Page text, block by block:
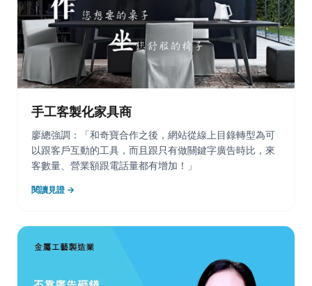
手工客製化家具商
廖總強調：「和奇寶合作之後，網站從線上目錄轉型為可
以跟客戶互動的工具，而且跟只有做關鍵字廣告時比，來
客數量、營業額跟電話量都有增加！」
閱讀見證 →